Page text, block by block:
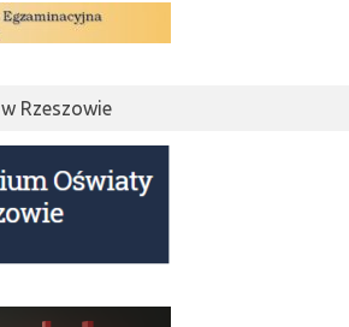
Rzeszowie